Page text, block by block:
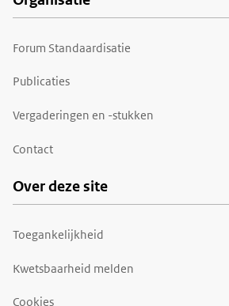
Forum Standaardisatie
Publicaties
Vergaderingen en -stukken
Contact
Over deze site
Toegankelijkheid
Kwetsbaarheid melden
Cookies